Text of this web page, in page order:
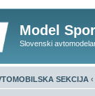
Model
Slovenski
SEKCIJA ‹